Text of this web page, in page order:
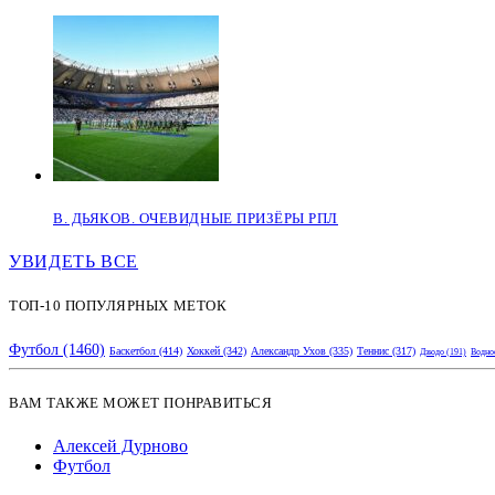
В. ДЬЯКОВ. ОЧЕВИДНЫЕ ПРИЗЁРЫ РПЛ
УВИДЕТЬ ВСЕ
ТОП-10 ПОПУЛЯРНЫХ МЕТОК
Футбол (1460) Баскетбол (414) Хоккей (342) Александр Ухов (335) Теннис (317) Дзюдо (191)
ВАМ ТАКЖЕ МОЖЕТ ПОНРАВИТЬСЯ
Алексей Дурново
Футбол